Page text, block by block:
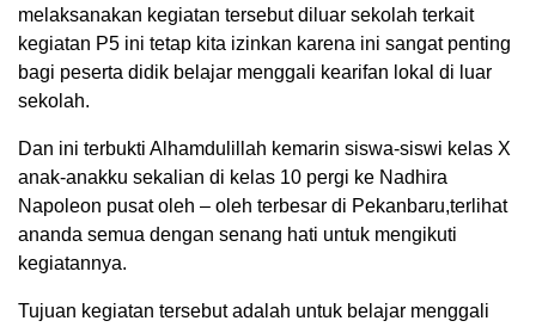
melaksanakan kegiatan tersebut diluar sekolah terkait
kegiatan P5 ini tetap kita izinkan karena ini sangat penting
bagi peserta didik belajar menggali kearifan lokal di luar
sekolah.
Dan ini terbukti Alhamdulillah kemarin siswa-siswi kelas X
anak-anakku sekalian di kelas 10 pergi ke Nadhira
Napoleon pusat oleh – oleh terbesar di Pekanbaru,terlihat
ananda semua dengan senang hati untuk mengikuti
kegiatannya.
Tujuan kegiatan tersebut adalah untuk belajar menggali